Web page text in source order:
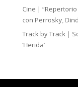
Cine |
con Perrosky,
Track by Track |
‘Herida’